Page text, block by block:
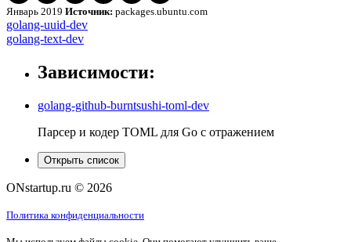
Январь 2019 Источник: packages.ubuntu.com
Навигация
по
записям
golang-
uuid-
golang-uuid-dev
golang-
golang-text-dev
Зависимости:
golang-github-burntsushi-toml-dev
Парсер и кодер TOML для Go с отражением
Открыть список
ONstartup.ru © 2026
Политика конфиденциальности